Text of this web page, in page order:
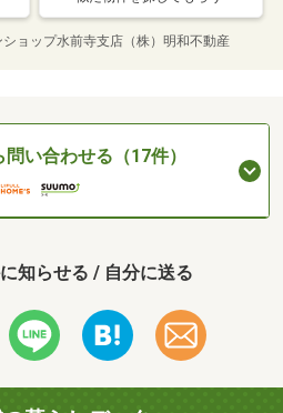
ショップ水前寺支店（株）明和不動産
い合わせる（17件）
知らせる / 自分に送る